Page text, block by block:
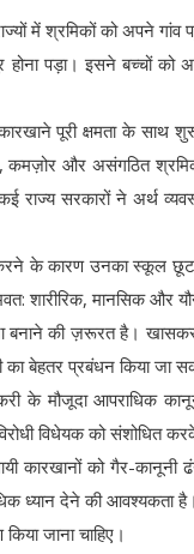
में श्रमिकों को अपने
पड़ा। इसने बच्चों को
पूरी क्षमता के साथ
और असंगठित
राज्य सरकारों ने अर्थ
के कारण उनका स्कूल छूट
शारीरिक, मानसिक और
की ज़रूरत है। खासकर
का बेहतर प्रबंधन किया जा
के मौजूदा आपराधिक
विधेयक को संशोधित
कारखानों को गैर-कानूनी
ध्यान देने की
जाना चाहिए।